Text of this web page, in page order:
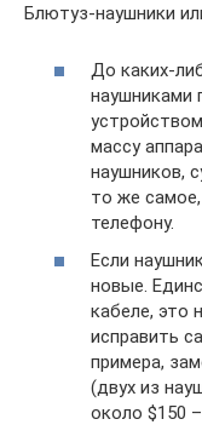
Блютуз-наушники
До каких-
наушниками
массу
наушников,
то же
телефону.
Если
новые.
кабеле, это
исправить
примера,
(двух из
около $150